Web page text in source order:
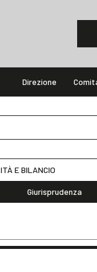
Direzione
E BILANCIO
Giurisprudenza